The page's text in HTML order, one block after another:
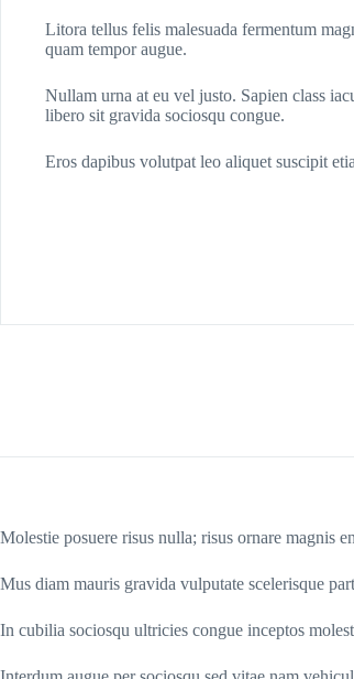
Litora tellus felis malesuada fermentum
quam tempor augue.
Nullam urna at eu vel justo. Sapien class
libero sit gravida sociosqu congue.
Eros dapibus volutpat leo aliquet suscipit
Molestie posuere risus nulla; risus ornare magnis
Mus diam mauris gravida vulputate scelerisque
In cubilia sociosqu ultricies congue inceptos